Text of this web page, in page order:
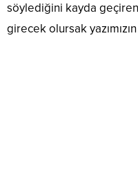
söylediğini kayda geçiren
girecek olursak